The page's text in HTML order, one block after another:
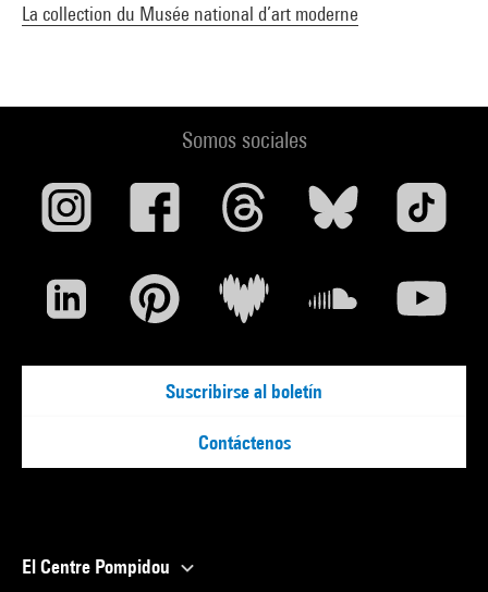
La collection du Musée national d’art moderne
Somos sociales
Suscribirse al boletín
Contáctenos
El Centre Pompidou